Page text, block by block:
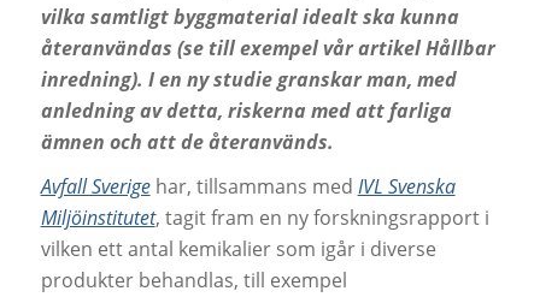
vilka samtligt byggmaterial idealt ska kunna
återanvändas (se till exempel vår artikel Hållbar
inredning). I en ny studie granskar man, med
anledning av detta, riskerna med att farliga
ämnen och att de återanvänds.
Avfall Sverigehar, tillsammans med IVL Svenska
Miljöinstitutet, tagit fram en ny forskningsrapport i
vilken ett antal kemikalier som igår i diverse
produkter behandlas, till exempel